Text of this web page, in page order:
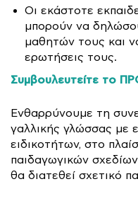
Οι εκάστοτε
μπορούν να
μαθητών τους και
ερωτήσεις τους.
Συμβουλευτείτε το
Ενθαρρύνουμε τη
γαλλικής γλώσσας με
ειδικοτήτων, στο
παιδαγωγικών
θα διατεθεί σχετικό